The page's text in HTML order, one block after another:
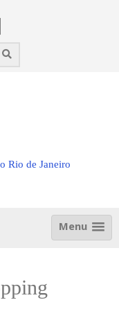
Rio de Janeiro
Menu